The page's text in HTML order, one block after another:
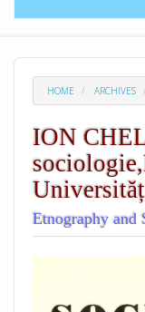
HOME ARCHIVES
ION
Etnography and